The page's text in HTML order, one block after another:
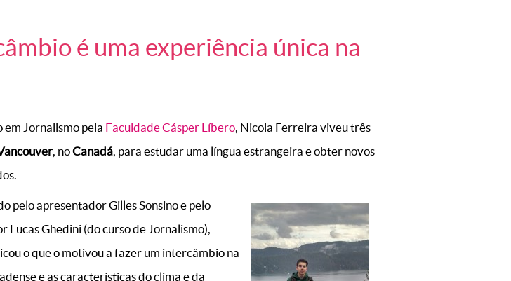
é uma experiência única na
em Jornalismo pela Faculdade Cásper Líbero, Nicola Ferreira viveu três
, noCanadá, para estudar uma língua estrangeira e obter novos
pelo apresentador Gilles Sonsino e pelo
Lucas Ghedini (do curso de Jornalismo),
o que o motivou a fazer um intercâmbio na
e as características do clima e da